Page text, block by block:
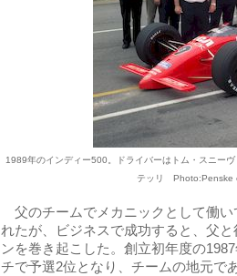
1989年のインディー500。ドライバーはトム・スニー
テッリ
父のチームでメカニックとして働い
れたが、ビジネスで成功すると、父
ンを巻き起こした。創立初年度の
チで予選2位となり、チームの地元で